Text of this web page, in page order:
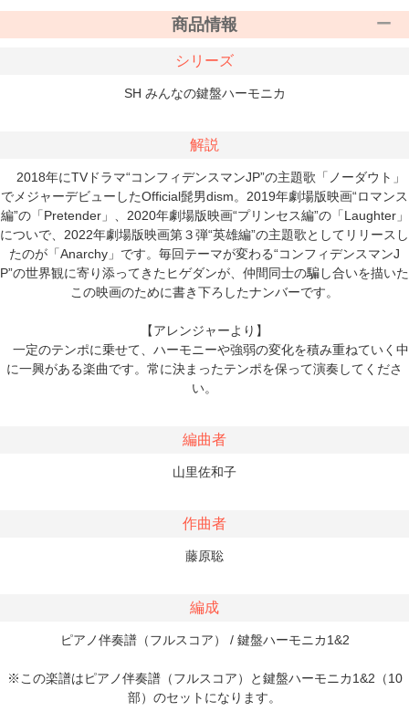
商品情報
シリーズ
SH みんなの鍵盤ハーモニカ
解説
2018年にTVドラマ“コンフィデンスマンJP”の主題歌「ノーダウト」
でメジャーデビューしたOfficial髭男dism。2019年劇場版映画“ロマンス
編”の「Pretender」、2020年劇場版映画“プリンセス編”の「Laughter」
についで、2022年劇場版映画第３弾“英雄編”の主題歌としてリリースし
たのが「Anarchy」です。毎回テーマが変わる“コンフィデンスマンJ
P”の世界観に寄り添ってきたヒゲダンが、仲間同士の騙し合いを描いた
この映画のために書き下ろしたナンバーです。
【アレンジャーより】
一定のテンポに乗せて、ハーモニーや強弱の変化を積み重ねていく中
に一興がある楽曲です。常に決まったテンポを保って演奏してくださ
い。
編曲者
山里佐和子
作曲者
藤原聡
編成
ピアノ伴奏譜（フルスコア） / 鍵盤ハーモニカ1&2
※この楽譜はピアノ伴奏譜（フルスコア）と鍵盤ハーモニカ1&2（10
部）のセットになります。